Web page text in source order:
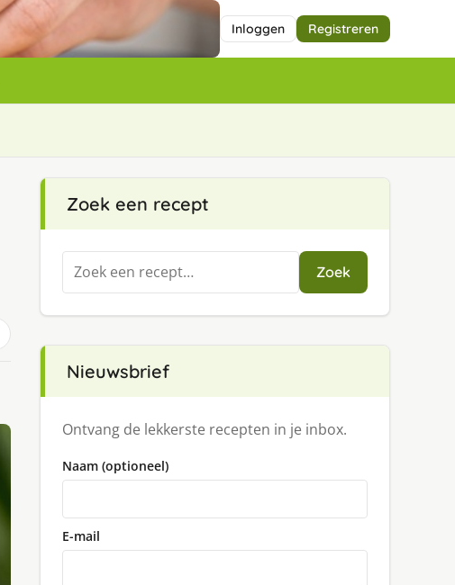
Inloggen Registreren
Zoek een recept
Zoeken
naar:
Zoek
Nieuwsbrief
Ontvang de lekkerste recepten in je inbox.
Naam (optioneel)
E-mail